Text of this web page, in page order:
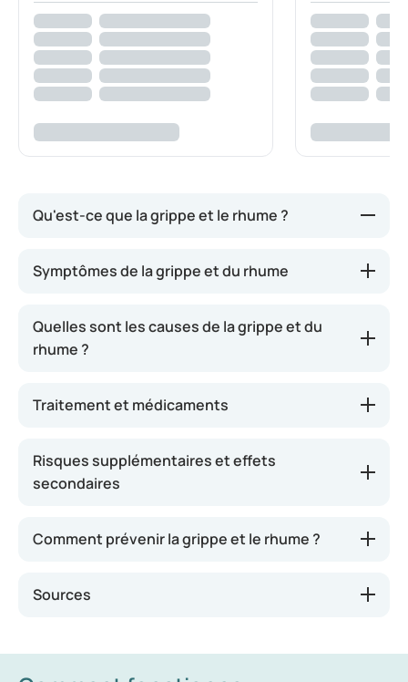
Qu'est-ce que la grippe et le rhume ?
La grippe et le rhume sont tous deux causés par un
virus, mais la différence réside dans le type de virus
La grippe est causée par le virus de la grippe
(influenza), qui entraîne une infection des voies
Un rhume correspond à une inflammation de la
Un rhume peut être très incommodant, mais les
personnes atteintes de la grippe ressentent
Symptômes de la grippe et du rhume
Quelles sont les causes de la grippe et du
rhume ?
Traitement et médicaments
Risques supplémentaires et effets
secondaires
Comment prévenir la grippe et le rhume ?
Sources